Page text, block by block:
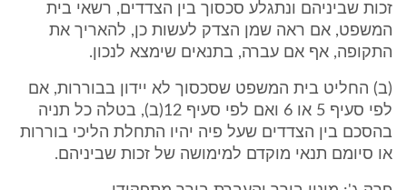
זכות שביניהם ונתגלע סכסוך בין הצדדים, רשאי בית
המשפט, אם ראה שמן הצדק לעשות כן, להאריך את
התקופה, אף אם עברה, בתנאים שימצא לנכון.
(ב) החליט בית המשפט שסכסוך לא יידון בבוררות, אם
לפי סעיף 5 או 6 ואם לפי סעיף 12(ב), בטלה כל תניה
בהסכם בין הצדדים שעל פיה יהיו התחלת הליכי בוררות
או סיומם תנאי מוקדם למימושה של זכות שביניהם.